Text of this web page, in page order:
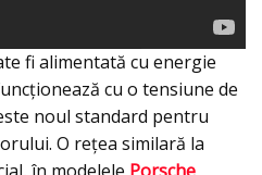
fi alimentată cu energie
cu o tensiune de
noul standard pentru
O rețea similară la